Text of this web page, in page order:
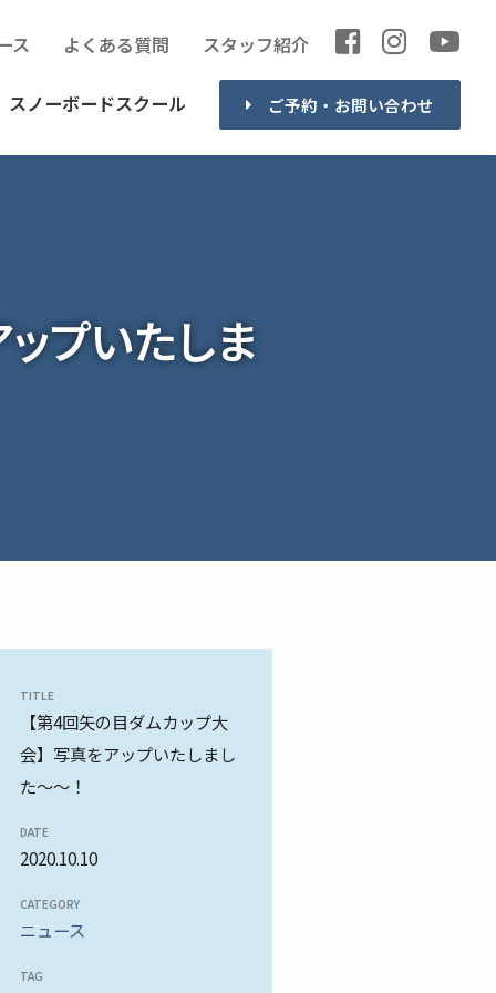
スノーボードスクール ご予約・お問い合わせ
ス よくある質問 スタッフ紹介
プいたしま
TITLE
【第4回矢の目ダムカップ大
会】写真をアップいたしまし
た～～！
DATE
2020.10.10
CATEGORY
ニュース
TAG